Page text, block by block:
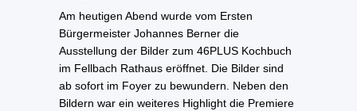
Am heutigen Abend wurde vom Ersten
Bürgermeister Johannes Berner die
Ausstellung der Bilder zum 46PLUS Kochbuch
im Fellbach Rathaus eröffnet. Die Bilder sind
ab sofort im Foyer zu bewundern. Neben den
Bildern war ein weiteres Highlight die Premiere